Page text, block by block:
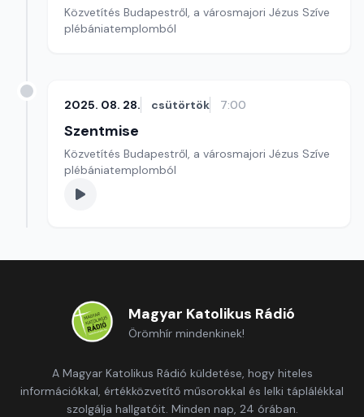
Közvetítés Budapestről, a városmajori Jézus Szíve
plébániatemplomból
2025. 08. 28. csütörtök 7:00
Szentmise
Közvetítés Budapestről, a városmajori Jézus Szíve
plébániatemplomból
Magyar Katolikus Rádió
Örömhír mindenkinek!
A Magyar Katolikus Rádió küldetése, hogy hiteles
információkkal, értékközvetítő műsorokkal és lelki táplálékkal
szolgálja hallgatóit. Minden nap, 24 órában.